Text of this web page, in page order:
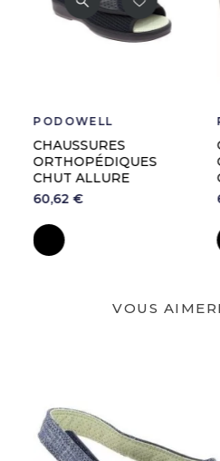
PODOWELL
CHAUSSURES
ORTHOPÉDIQUES
CHUT MARION
60,62 €
Noir
VOUS